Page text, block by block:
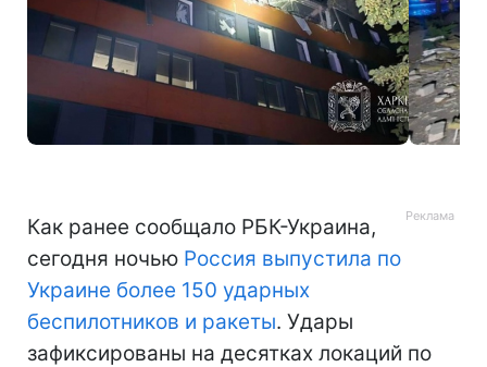
Как ранее сообщало РБК-Украина,
сегодня ночью Россия выпустила по
Украине более 150 ударных
беспилотников и ракеты. Удары
зафиксированы на десятках локаций по